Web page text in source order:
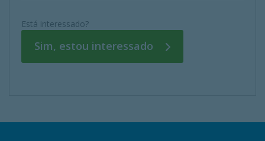
Está interessado?
Sim, estou interessado